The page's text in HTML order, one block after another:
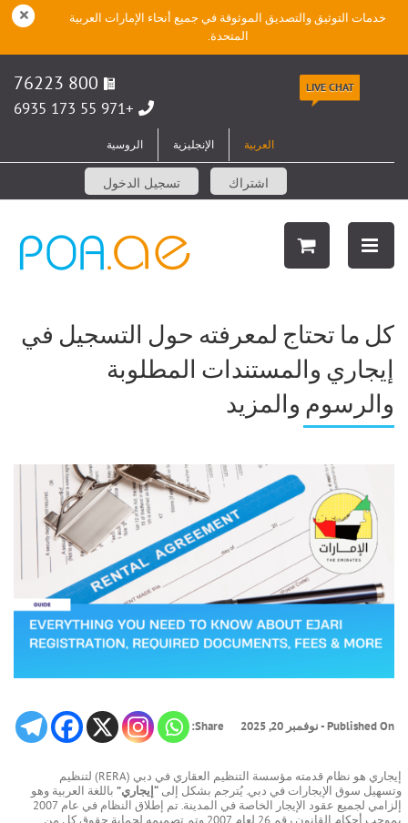
خدمات التوثيق والتصديق الموثوقة في جميع أنحاء الإمارات العربية
المتحدة.
+971 55 173 6935
LIVE CHAT
العربية الإنجليزية الروسية
اشتراك تسجيل الدخول
كل ما تحتاج لمعرفته حول التسجيل في
إيجاري والمستندات المطلوبة
والرسوم والمزيد
Published On - نوفمبر 20, 2025 Share:
إيجاري هو نظام قدمته مؤسسة التنظيم العقاري في دبي (RERA) لتنظيم
وتسهيل سوق الإيجارات في دبي. يُترجم بشكل إلى “إيجاري”باللغة العربية وهو
إلزامي لجميع عقود الإيجار الخاصة في المدينة. تم إطلاق النظام في عام 2007
بموجب أحكام القانون رقم 26 لعام 2007 وتم تصميمه لحماية حقوق كل من